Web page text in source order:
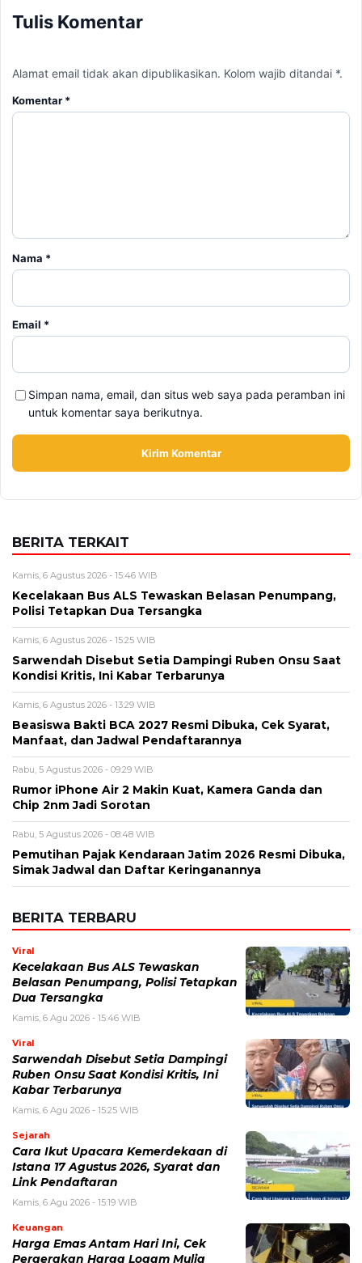
Tulis Komentar
Alamat email tidak akan dipublikasikan. Kolom wajib ditandai *.
Komentar*
Nama*
Simpan nama, email, dan situs web saya pada peramban ini
untuk komentar saya berikutnya.
Kamis, 6 Agustus 2026 - 15:46 WIB
Kecelakaan Bus ALS Tewaskan Belasan Penumpang,
Polisi Tetapkan Dua Tersangka
Sarwendah Disebut Setia Dampingi Ruben Onsu Saat
Kondisi Kritis, Ini Kabar Terbarunya